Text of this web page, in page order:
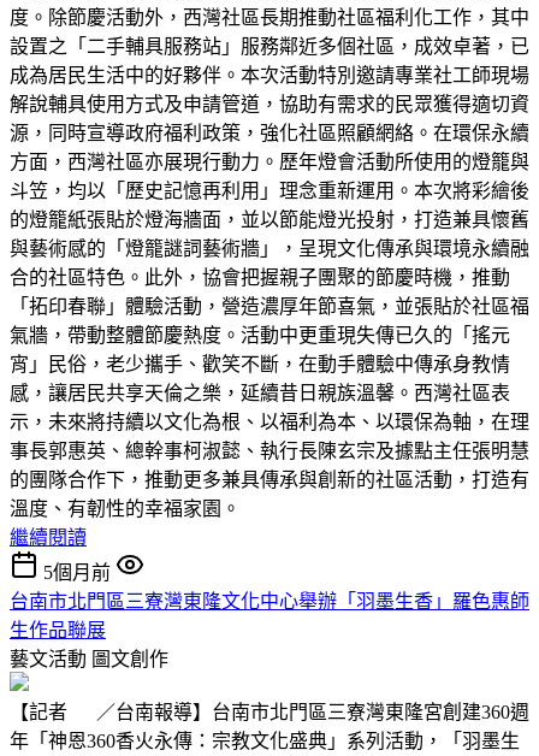
度。除節慶活動外，西灣社區長期推動社區福利化工作，其中
設置之「二手輔具服務站」服務鄰近多個社區，成效卓著，已
成為居民生活中的好夥伴。本次活動特別邀請專業社工師現場
解說輔具使用方式及申請管道，協助有需求的民眾獲得適切資
源，同時宣導政府福利政策，強化社區照顧網絡。在環保永續
方面，西灣社區亦展現行動力。歷年燈會活動所使用的燈籠與
斗笠，均以「歷史記憶再利用」理念重新運用。本次將彩繪後
的燈籠紙張貼於燈海牆面，並以節能燈光投射，打造兼具懷舊
與藝術感的「燈籠謎詞藝術牆」，呈現文化傳承與環境永續融
合的社區特色。此外，協會把握親子團聚的節慶時機，推動
「拓印春聯」體驗活動，營造濃厚年節喜氣，並張貼於社區福
氣牆，帶動整體節慶熱度。活動中更重現失傳已久的「搖元
宵」民俗，老少攜手、歡笑不斷，在動手體驗中傳承身教情
感，讓居民共享天倫之樂，延續昔日親族溫馨。西灣社區表
示，未來將持續以文化為根、以福利為本、以環保為軸，在理
事長郭惠英、總幹事柯淑懿、執行長陳玄宗及據點主任張明慧
的團隊合作下，推動更多兼具傳承與創新的社區活動，打造有
溫度、有韌性的幸福家園。
繼續閱讀
5個月前
台南市北門區三寮灣東隆文化中心舉辦「羽墨生香」羅色惠師
生作品聯展
藝文活動 圖文創作
【記者 ／台南報導】台南市北門區三寮灣東隆宮創建360週
年「神恩360香火永傳：宗教文化盛典」系列活動，「羽墨生